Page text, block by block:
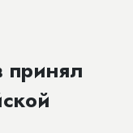
принял